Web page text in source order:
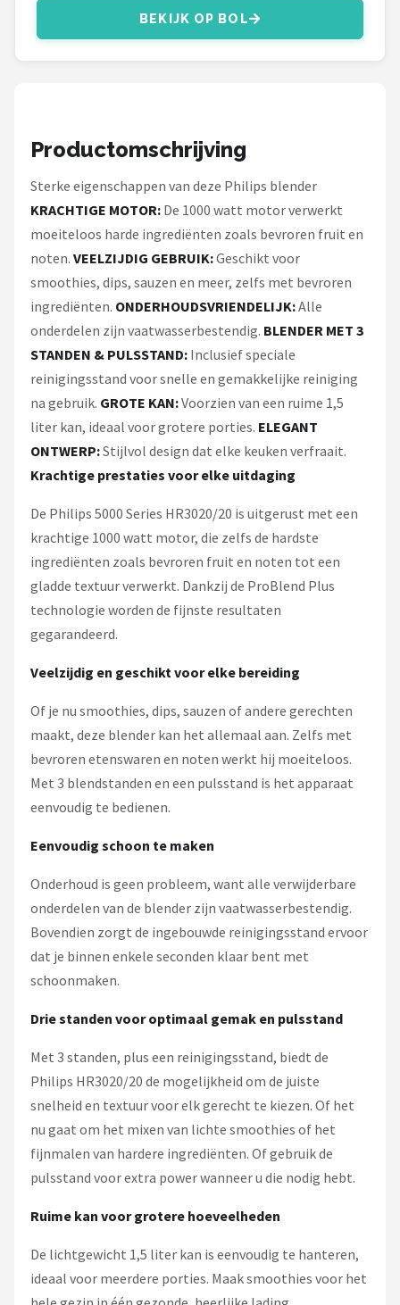
BEKIJK OP BOL
Productomschrijving
Sterke eigenschappen van deze Philips blender
KRACHTIGE MOTOR: De 1000 watt motor verwerkt
moeiteloos harde ingrediënten zoals bevroren fruit en
noten. VEELZIJDIG GEBRUIK:Geschikt voor
smoothies, dips, sauzen en meer, zelfs met bevroren
ingrediënten. ONDERHOUDSVRIENDELIJK:Alle
onderdelen zijn vaatwasserbestendig. BLENDER MET 3
STANDEN & PULSSTAND: Inclusief speciale
reinigingsstand voor snelle en gemakkelijke reiniging
na gebruik. GROTE KAN:Voorzien van een ruime 1,5
liter kan, ideaal voor grotere porties. ELEGANT
ONTWERP:Stijlvol design dat elke keuken verfraait.
Krachtige prestaties voor elke uitdaging
De Philips 5000 Series HR3020/20 is uitgerust met een
krachtige 1000 watt motor, die zelfs de hardste
ingrediënten zoals bevroren fruit en noten tot een
gladde textuur verwerkt. Dankzij de ProBlend Plus
technologie worden de fijnste resultaten
gegarandeerd.
Veelzijdig en geschikt voor elke bereiding
Of je nu smoothies, dips, sauzen of andere gerechten
maakt, deze blender kan het allemaal aan. Zelfs met
bevroren etenswaren en noten werkt hij moeiteloos.
Met 3 blendstanden en een pulsstand is het apparaat
eenvoudig te bedienen.
Eenvoudig schoon te maken
Onderhoud is geen probleem, want alle verwijderbare
onderdelen van de blender zijn vaatwasserbestendig.
Bovendien zorgt de ingebouwde reinigingsstand ervoor
dat je binnen enkele seconden klaar bent met
schoonmaken.
Drie standen voor optimaal gemak en pulsstand
Met 3 standen, plus een reinigingsstand, biedt de
Philips HR3020/20 de mogelijkheid om de juiste
snelheid en textuur voor elk gerecht te kiezen. Of het
nu gaat om het mixen van lichte smoothies of het
fijnmalen van hardere ingrediënten. Of gebruik de
pulsstand voor extra power wanneer u die nodig hebt.
Ruime kan voor grotere hoeveelheden
De lichtgewicht 1,5 liter kan is eenvoudig te hanteren,
ideaal voor meerdere porties. Maak smoothies voor het